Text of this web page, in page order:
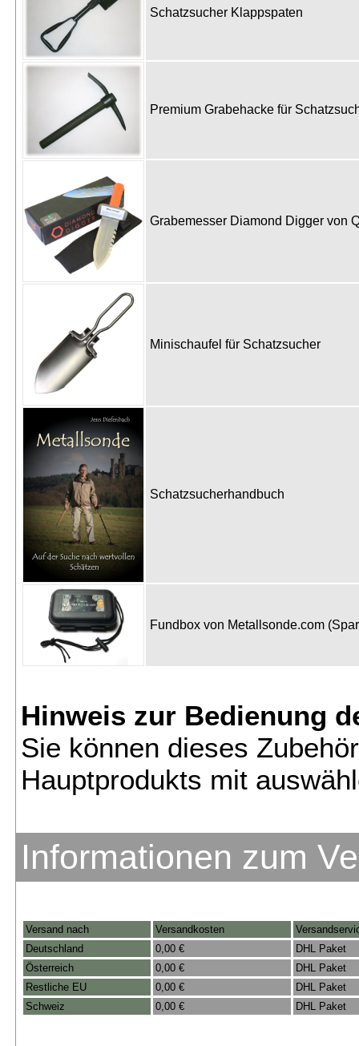
Schatzsucher Klappspaten
Premium Grabehacke für
Grabemesser Diamond Digger von
Minischaufel für Schatzsucher
Schatzsucherhandbuch
Fundbox von Metallsonde.com
Hinweis zur Bedienung
Sie können dieses
Hauptprodukts mit
Informationen zum
Versand nach Versandkosten
Deutschland
0,00 €
DHL Paket
Österreich
0,00 €
DHL Paket
Restliche EU
0,00 €
DHL Paket
Schweiz
0,00 € DHL Paket